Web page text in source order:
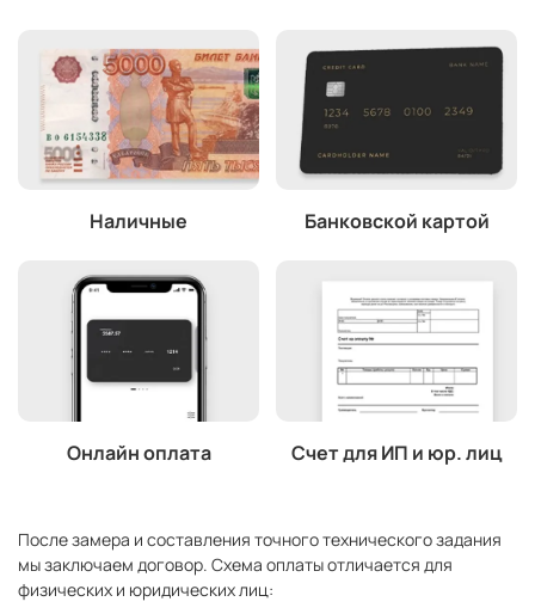
Наличные Банковской картой
Онлайн оплата Счет для ИП и юр. лиц
После замера и составления точного технического задания
мы заключаем договор. Схема оплаты отличается для
физических и юридических лиц: